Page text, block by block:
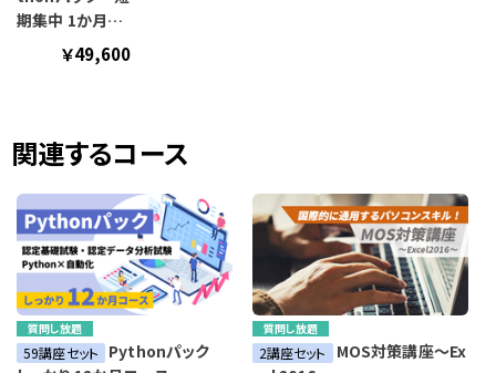
期集中 1か月コ
￥49,600
関連するコース
質問し放題
59講座セット Pythonパック
質問し放題
2講座セット MOS対策講座～Ex